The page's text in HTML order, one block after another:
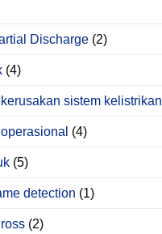
Discharge (2)
(4)
sistem kelistrikan
(4)
(5)
detection (1)
(2)